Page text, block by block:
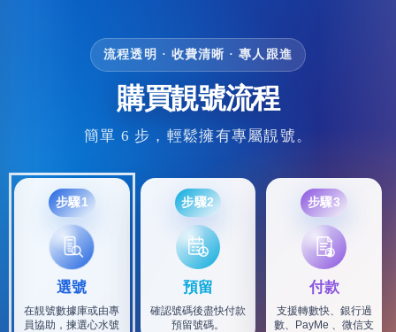
流程透明 · 收費清晰 · 專人跟進
購買靚號流程
簡單 6 步，輕鬆擁有專屬靚號。
步驟1
選號
在靚號數據庫或由專
員協助，揀選心水號
步驟2
預留
確認號碼後盡快付款
預留號碼。
步驟3
付款
支援轉數快、銀行過
數、PayMe 、微信支